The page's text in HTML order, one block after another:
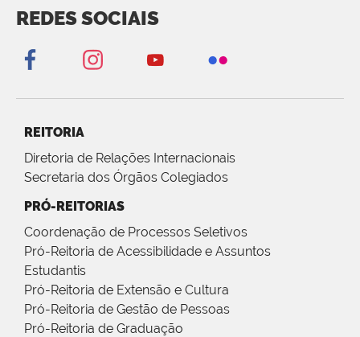
REDES SOCIAIS
REITORIA
Diretoria de Relações Internacionais
Secretaria dos Órgãos Colegiados
PRÓ-REITORIAS
Coordenação de Processos Seletivos
Pró-Reitoria de Acessibilidade e Assuntos
Estudantis
Pró-Reitoria de Extensão e Cultura
Pró-Reitoria de Gestão de Pessoas
Pró-Reitoria de Graduação